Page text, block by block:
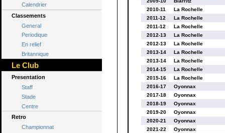
Calendrier
Classements
General
Periodique
En relief
Britannique
Le Club
Presentation
Staff
Stade
Centre
Retro
Championnat
2010-11
La Rochelle
2011-12
La Rochelle
2011-12
La Rochelle
2012-13
La Rochelle
2012-13
La Rochelle
2013-14
La Rochelle
2013-14
La Rochelle
2014-15
La Rochelle
2015-16
La Rochelle
2016-17
Oyonnax
2017-18
Oyonnax
2018-19
Oyonnax
2019-20
Oyonnax
2020-21
Oyonnax
2021-22
Oyonnax